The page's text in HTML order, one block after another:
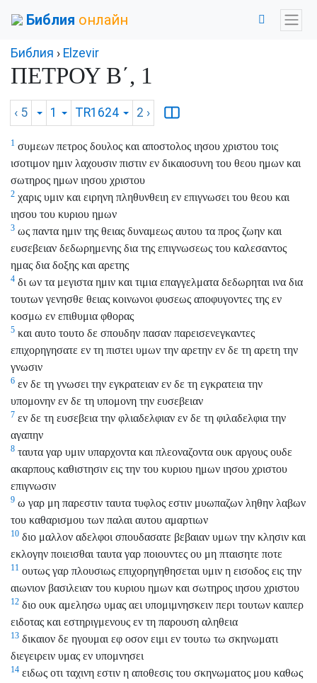
Библия онлайн
Библия › Elzevir
ΠΕΤΡΟΥ Β΄, 1
‹ 5 1 TR1624 2 ›
1 συμεων πετρος δουλος και αποστολος ιησου χριστου τοις
ισοτιμον ημιν λαχουσιν πιστιν εν δικαιοσυνη του θεου ημων και
σωτηρος ημων ιησου χριστου
2 χαρις υμιν και ειρηνη πληθυνθειη εν επιγνωσει του θεου και
ιησου του κυριου ημων
3 ως παντα ημιν της θειας δυναμεως αυτου τα προς ζωην και
ευσεβειαν δεδωρημενης δια της επιγνωσεως του καλεσαντος
ημας δια δοξης και αρετης
4 δι ων τα μεγιστα ημιν και τιμια επαγγελματα δεδωρηται ινα δια
τουτων γενησθε θειας κοινωνοι φυσεως αποφυγοντες της εν
κοσμω εν επιθυμια φθορας
5 και αυτο τουτο δε σπουδην πασαν παρεισενεγκαντες
επιχορηγησατε εν τη πιστει υμων την αρετην εν δε τη αρετη την
γνωσιν
6 εν δε τη γνωσει την εγκρατειαν εν δε τη εγκρατεια την
υπομονην εν δε τη υπομονη την ευσεβειαν
7 εν δε τη ευσεβεια την φλιαδελφιαν εν δε τη φιλαδελφια την
αγαπην
8 ταυτα γαρ υμιν υπαρχοντα και πλεοναζοντα ουκ αργους ουδε
ακαρπους καθιστησιν εις την του κυριου ημων ιησου χριστου
επιγνωσιν
9 ω γαρ μη παρεστιν ταυτα τυφλος εστιν μυωπαζων ληθην λαβων
του καθαρισμου των παλαι αυτου αμαρτιων
10 διο μαλλον αδελφοι σπουδασατε βεβαιαν υμων την κλησιν και
εκλογην ποιεισθαι ταυτα γαρ ποιουντες ου μη πταισητε ποτε
11 ουτως γαρ πλουσιως επιχορηγηθησεται υμιν η εισοδος εις την
αιωνιον βασιλειαν του κυριου ημων και σωτηρος ιησου χριστου
12 διο ουκ αμελησω υμας αει υπομιμνησκειν περι τουτων καιπερ
ειδοτας και εστηριγμενους εν τη παρουση αληθεια
13 δικαιον δε ηγουμαι εφ οσον ειμι εν τουτω τω σκηνωματι
διεγειρειν υμας εν υπομνησει
14 ειδως οτι ταχινη εστιν η αποθεσις του σκηνωματος μου καθως